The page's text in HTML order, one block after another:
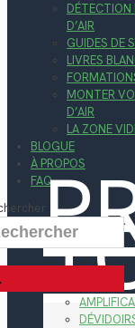
DÉTECTION
D’AIR
GUIDES DE
LIVRES
MONTER
D’AIR
LA ZONE
BLOGUE
À PROPOS
FAQ